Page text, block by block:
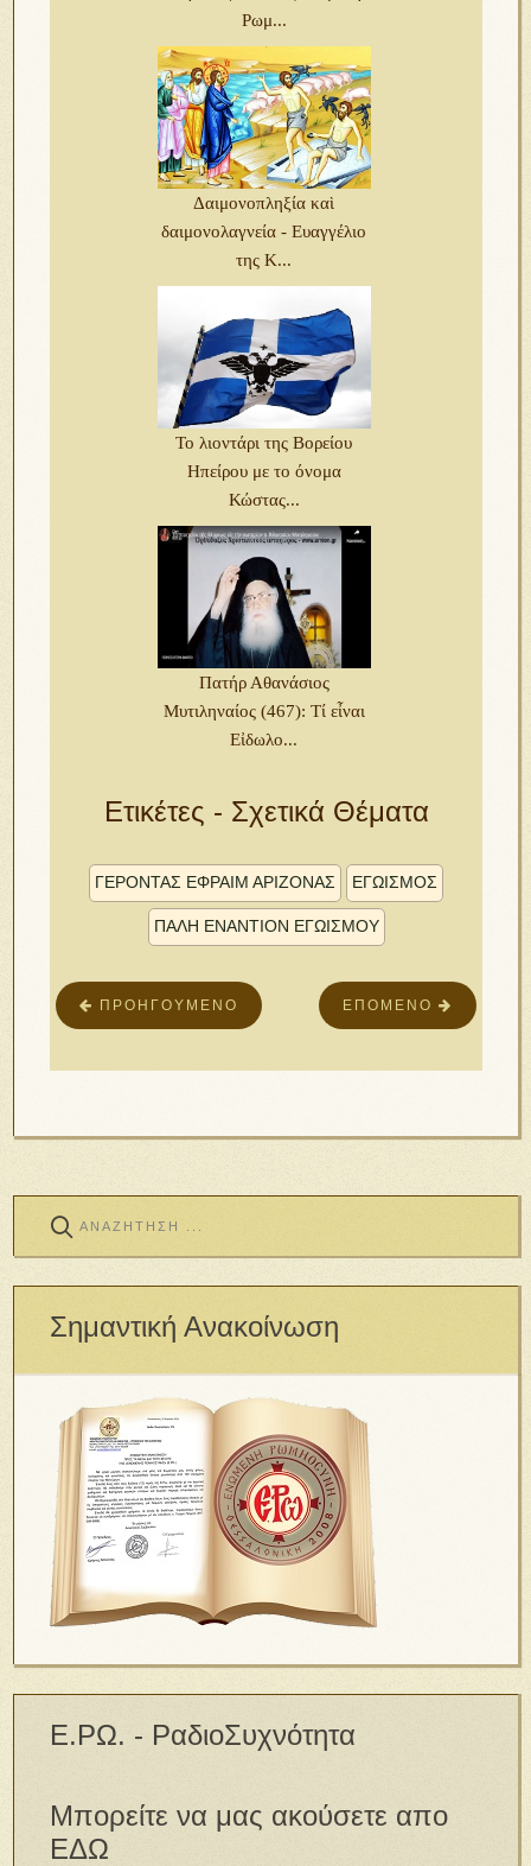
Ρωμ...
Δαιμονοπληξία καὶ
δαιμονολαγνεία - Ευαγγέλιο
της Κ...
Το λιοντάρι της Βορείου
Ηπείρου με το όνομα
Κώστας...
Πατήρ Αθανάσιος
Μυτιληναίος (467): Τί εἶναι
Εἰδωλο...
Ετικέτες - Σχετικά Θέματα
ΓΕΡΟΝΤΑΣ ΕΦΡΑΙΜ ΑΡΙΖΟΝΑΣ ΕΓΩΙΣΜΟΣ
ΠΑΛΗ ΕΝΑΝΤΙΟΝ ΕΓΩΙΣΜΟΥ
ΕΠΌΜΕΝΟ
ΠΡΟΗΓΟΎΜΕΝΟ
Σημαντική Ανακοίνωση
Ε.ΡΩ. - ΡαδιοΣυχνότητα
Μπορείτε να μας ακούσετε απο
ΕΔΩ